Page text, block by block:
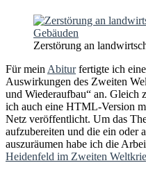
Zerstörung an
Für mein Abiturfertigte ich
Auswirkungen des Zweiten
und Wiederaufbau“ an. Gleich
ich auch eine HTML-Version
Netz veröffentlicht. Um das
aufzubereiten und die ein oder
auszuräumen habe ich die
Heidenfeld im Zweiten